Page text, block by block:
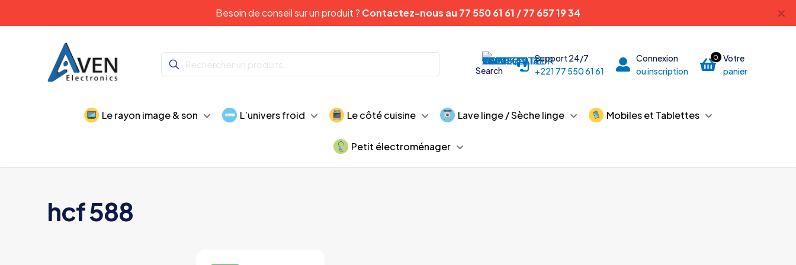
Besoin de conseil sur un produit ? Contactez-nous au 77 550 61 61 / 77 657 19 34 ✕
Search
Support 24/7
+221 77 550 61 61
Connexion
ou inscription
0
Votre
panier
Le rayon image & son L’univers froid Le côté cuisine Lave linge / Sèche linge Mobiles et Tablettes
Petit électroménager
hcf 588